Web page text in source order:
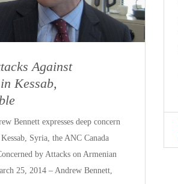
Against
Kessab,
Bennett expresses deep concern
Syria, the ANC Canada
by Attacks on Armenian
25, 2014 – Andrew Bennett,